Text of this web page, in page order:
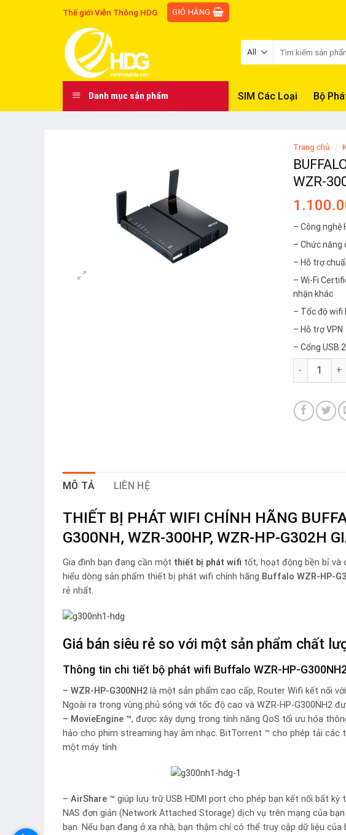
Thế giới Viễn Thông HDG GIỎ HÀNG
Danh mục sản phẩm SIM Các Loại Bộ
Trang chủ /
WZR-
– Công nghệ
– Chức năng
– Hỗ trợ
– Wi-Fi
nhận khác
– Tốc độ wifi
– Hỗ trợ VPN
– Cổng USB
BUFFALO
MÔ TẢ LIÊN HỆ
THIẾT BỊ PHÁT WIFI CHÍNH HÃNG
G300NH, WZR-300HP, WZR-HP-G302H
Gia đình bạn đang cần một thiết bị phát wifi tốt, hoạt động bền bỉ và
hiểu dòng sản phẩm thiết bị phát wifi chính hãng Buffalo WZR-HP-
rẻ nhất.
Giá bán siêu rẻ so với một sản phẩm chất
Thông tin chi tiết bộ phát wifi Buffalo WZR-HP-
– WZR-HP-G300NH2 là một sản phẩm cao cấp, Router Wifi kết nối
Ngoài ra trong vùng phủ sóng với tốc độ cao và WZR-HP-G300NH2
– MovieEngine ™, được xây dựng trong tính năng QoS tối ưu hóa
hảo cho phim streaming hay âm nhạc. BitTorrent ™ cho phép tải
một máy tính.
– AirShare ™ giúp lưu trữ USB HDMI port cho phép bạn kết nối bất
NAS đơn giản (Network Attached Storage) dịch vụ trên mạng của
bạn. Nếu bạn đang ở xa nhà, bạn thậm chí có thể truy cập dữ liệu